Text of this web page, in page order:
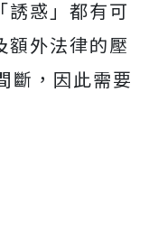
誘惑」都有可
額外法律的壓
斷，因此需要